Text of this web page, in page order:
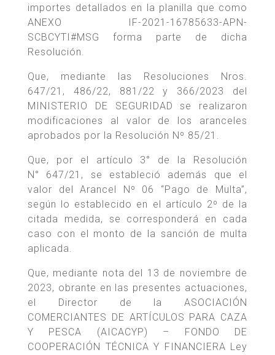
importes detallados en la planilla que como
ANEXO IF-2021-16785633-APN-
SCBCYTI#MSG forma parte de dicha
Resolución.
Que, mediante las Resoluciones Nros.
647/21, 486/22, 881/22 y 366/2023 del
MINISTERIO DE SEGURIDAD se realizaron
modificaciones al valor de los aranceles
aprobados por la Resolución Nº 85/21.
Que, por el artículo 3° de la Resolución
N° 647/21, se estableció además que el
valor del Arancel Nº 06 “Pago de Multa”,
según lo establecido en el artículo 2º de la
citada medida, se corresponderá en cada
caso con el monto de la sanción de multa
aplicada.
Que, mediante nota del 13 de noviembre de
2023, obrante en las presentes actuaciones,
el Director de la ASOCIACIÓN
COMERCIANTES DE ARTÍCULOS PARA CAZA
Y PESCA (AICACYP) – FONDO DE
COOPERACIÓN TÉCNICA Y FINANCIERA Ley